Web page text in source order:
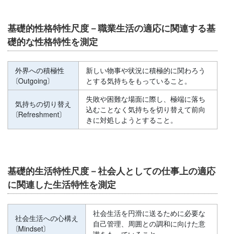
基礎的性格特性尺度－職業生活の適応に関連する基
礎的な性格特性を測定
外界への積極性
〔Outgoing〕
新しい物事や状況に積極的に関わろう
とする気持ちをもっていること。
気持ちの切り替え
〔Refreshment〕
失敗や困難な場面に際し、極端に落ち
込むことなく気持ちを切り替えて前向
きに対処しようとすること。
基礎的生活特性尺度－社会人としての仕事上の適応
に関連した生活特性を測定
社会生活への心構え
〔Mindset〕
社会生活を円滑に送るために必要な
自己管理、周囲との調和に向けた意